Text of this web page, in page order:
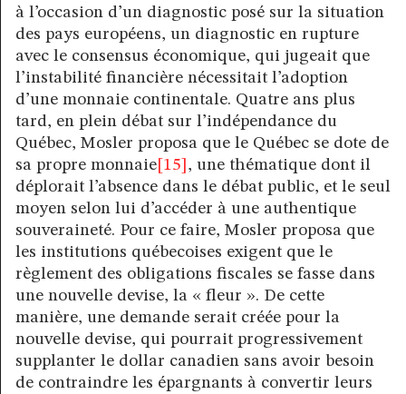
à l’occasion d’un diagnostic posé sur la situation
des pays européens, un diagnostic en rupture
avec le consensus économique, qui jugeait que
l’instabilité financière nécessitait l’adoption
d’une monnaie continentale. Quatre ans plus
tard, en plein débat sur l’indépendance du
Québec, Mosler proposa que le Québec se dote de
sa propre monnaie [15] , une thématique dont il
déplorait l’absence dans le débat public, et le seul
moyen selon lui d’accéder à une authentique
souveraineté. Pour ce faire, Mosler proposa que
les institutions québecoises exigent que le
règlement des obligations fiscales se fasse dans
une nouvelle devise, la « fleur ». De cette
manière, une demande serait créée pour la
nouvelle devise, qui pourrait progressivement
supplanter le dollar canadien sans avoir besoin
de contraindre les épargnants à convertir leurs